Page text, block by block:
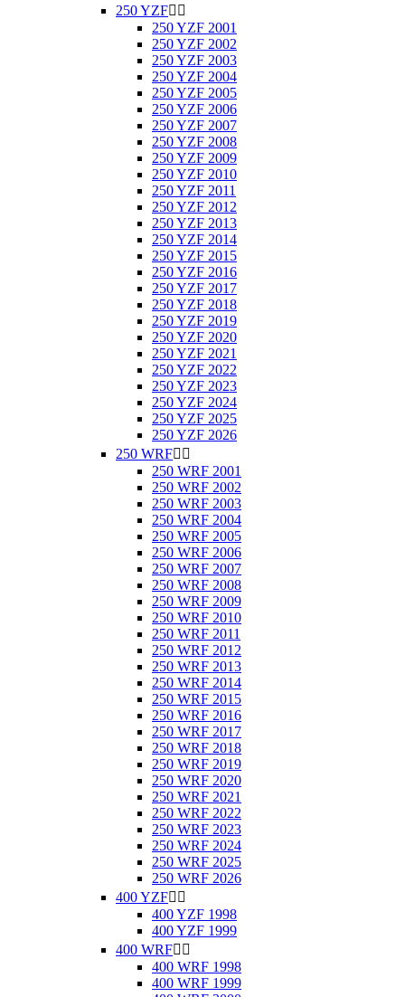
250 YZF 
250 YZF 2001
250 YZF 2002
250 YZF 2003
250 YZF 2004
250 YZF 2005
250 YZF 2006
250 YZF 2007
250 YZF 2008
250 YZF 2009
250 YZF 2010
250 YZF 2011
250 YZF 2012
250 YZF 2013
250 YZF 2014
250 YZF 2015
250 YZF 2016
250 YZF 2017
250 YZF 2018
250 YZF 2019
250 YZF 2020
250 YZF 2021
250 YZF 2022
250 YZF 2023
250 YZF 2024
250 YZF 2025
250 YZF 2026
250 WRF 
250 WRF 2001
250 WRF 2002
250 WRF 2003
250 WRF 2004
250 WRF 2005
250 WRF 2006
250 WRF 2007
250 WRF 2008
250 WRF 2009
250 WRF 2010
250 WRF 2011
250 WRF 2012
250 WRF 2013
250 WRF 2014
250 WRF 2015
250 WRF 2016
250 WRF 2017
250 WRF 2018
250 WRF 2019
250 WRF 2020
250 WRF 2021
250 WRF 2022
250 WRF 2023
250 WRF 2024
250 WRF 2025
250 WRF 2026
400 YZF 
400 YZF 1998
400 YZF 1999
400 WRF 
400 WRF 1998
400 WRF 1999